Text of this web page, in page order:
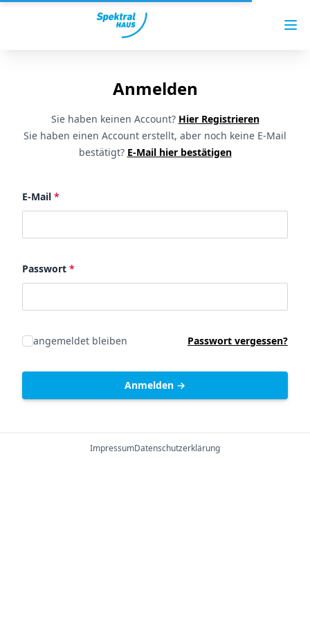
Anmelden
Sie haben keinen Account? Hier Registrieren
Sie haben einen Account erstellt, aber noch keine E-Mail
bestätigt? E-Mail hier bestätigen
E-Mail *
Passwort *
angemeldet bleiben Passwort vergessen?
Anmelden →
ImpressumDatenschutzerklärung